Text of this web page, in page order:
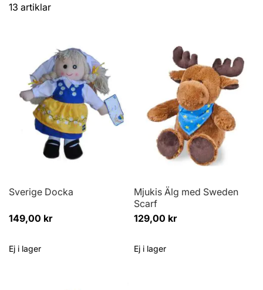
13 artiklar
Sverige Docka
149,00 kr
Ej i lager
Mjukis Älg med Sweden
Scarf
129,00 kr
Ej i lager